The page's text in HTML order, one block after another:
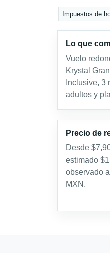
Impuestos de
Lo que
Vuelo
Krystal
Inclusive, 3
adultos y
Precio de
Desde
estimado
observado
MXN.